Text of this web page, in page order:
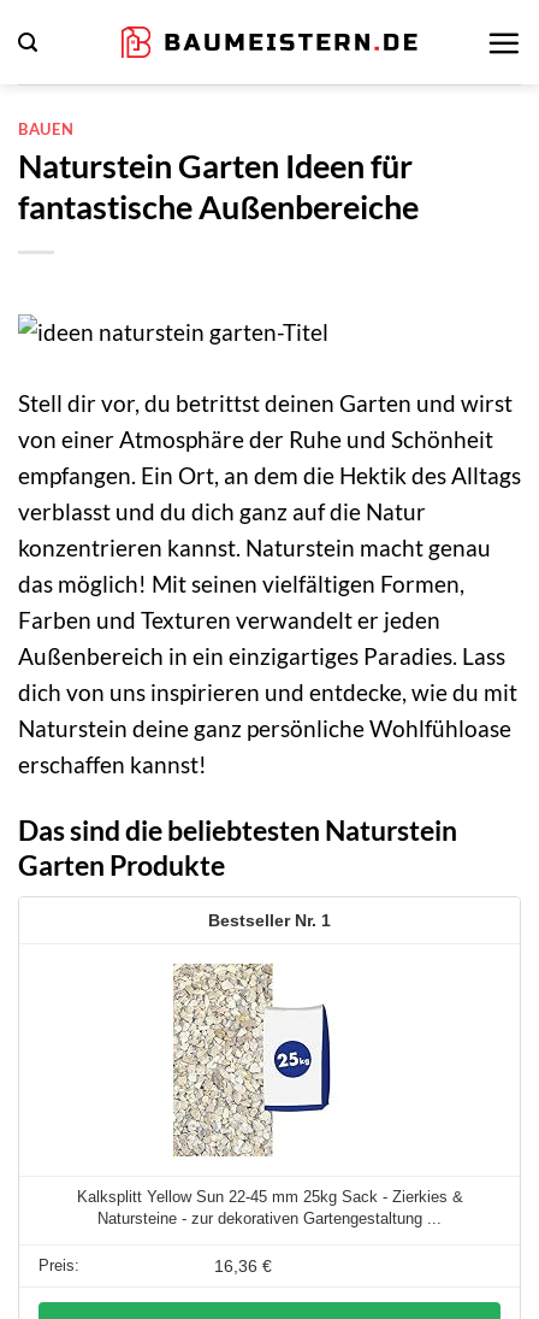
Inhalt
springen
BAUEN
Naturstein Garten Ideen für
fantastische Außenbereiche
Stell dir vor, du betrittst deinen Garten und wirst
von einer Atmosphäre der Ruhe und Schönheit
empfangen. Ein Ort, an dem die Hektik des Alltags
verblasst und du dich ganz auf die Natur
konzentrieren kannst. Naturstein macht genau
das möglich! Mit seinen vielfältigen Formen,
Farben und Texturen verwandelt er jeden
Außenbereich in ein einzigartiges Paradies. Lass
dich von uns inspirieren und entdecke, wie du mit
Naturstein deine ganz persönliche Wohlfühloase
erschaffen kannst!
Das sind die beliebtesten Naturstein
Garten Produkte
1
Kalksplitt Yellow Sun 22-45 mm 25kg Sack - Zierkies &
Natursteine - zur dekorativen Gartengestaltung ...
16,36 €